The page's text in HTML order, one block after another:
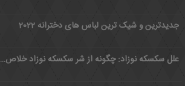
جدیدترین و شیک ترین لباس های دخترانه 2022
علل سكسكه نوزاد: چگونه از شر سکسکه نوزاد خلاص شویم؟